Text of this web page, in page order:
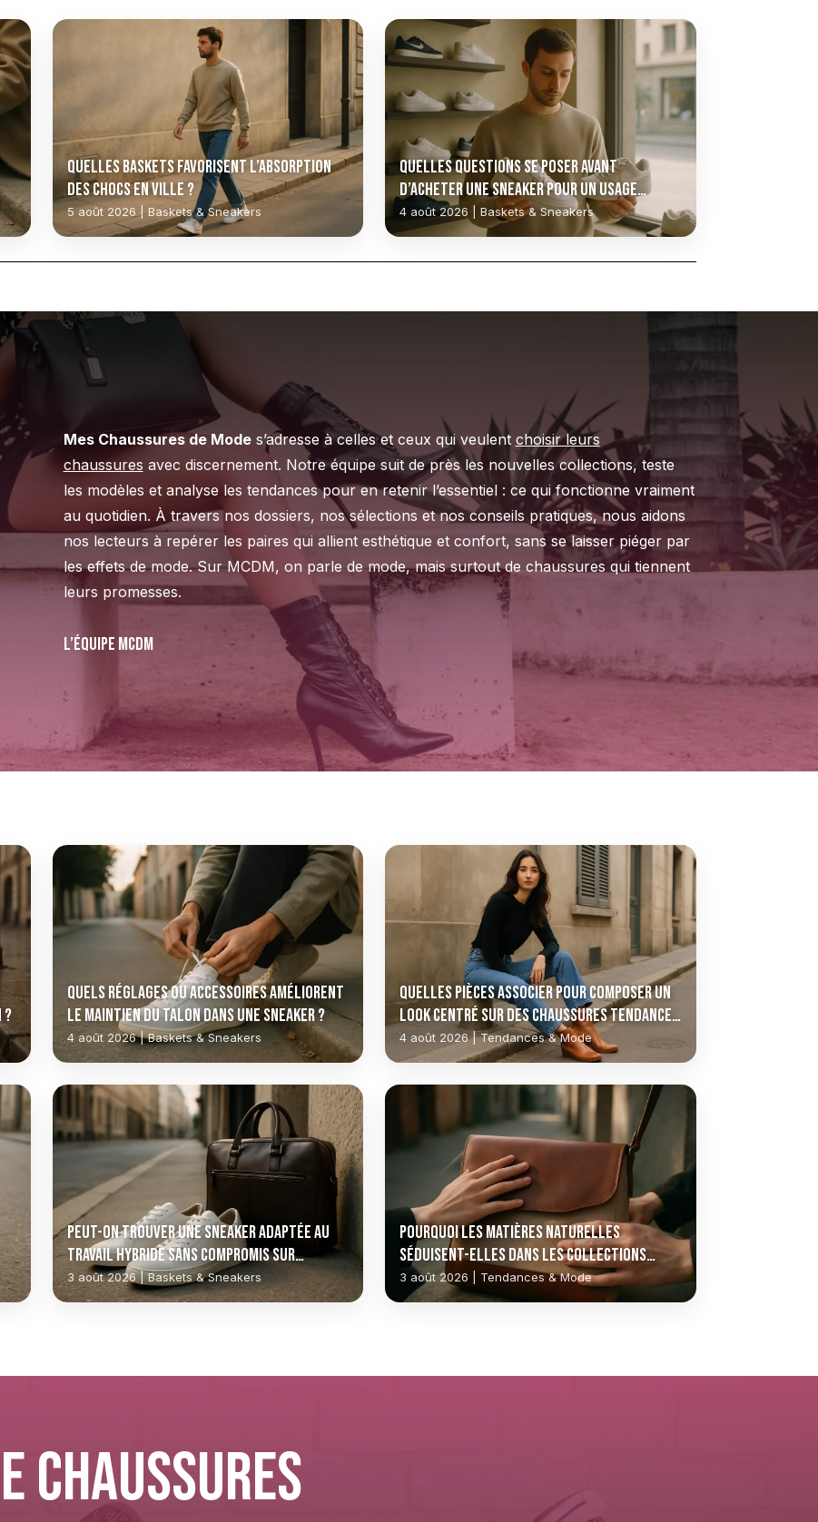
Quelles baskets favorisent l’absorption
des chocs en ville ?
5 août 2026 | Baskets & Sneakers
Quelles questions se poser avant
d’acheter une sneaker pour un usage
quotidien ?
4 août 2026 | Baskets & Sneakers
Mes Chaussures de Modes’adresse à celles et ceux qui veulent choisir leurs
chaussures avec discernement. Notre équipe suit de près les nouvelles collections, teste
les modèles et analyse les tendances pour en retenir l’essentiel : ce qui fonctionne vraiment
au quotidien. À travers nos dossiers, nos sélections et nos conseils pratiques, nous aidons
nos lecteurs à repérer les paires qui allient esthétique et confort, sans se laisser piéger par
les effets de mode. Sur MCDM, on parle de mode, mais surtout de chaussures qui tiennent
leurs promesses.
L’équipe MCDM
Quels réglages ou accessoires améliorent
le maintien du talon dans une sneaker ?
4 août 2026 | Baskets & Sneakers
Quelles pièces associer pour composer un
look centré sur des chaussures tendance
?
4 août 2026 | Tendances & Mode
Peut-on trouver une sneaker adaptée au
travail hybride sans compromis sur
l’allure ?
3 août 2026 | Baskets & Sneakers
Pourquoi les matières naturelles
séduisent-elles dans les collections
chaussures actuelles ?
3 août 2026 | Tendances & Mode
chaussures